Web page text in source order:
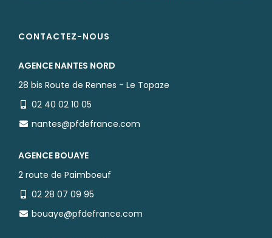
CONTACTEZ-NOUS
AGENCE NANTES NORD
28 bis Route de Rennes - Le Topaze
02 40 02 10 05
nantes@pfdefrance.com
AGENCE BOUAYE
2 route de Paimboeuf
02 28 07 09 95
bouaye@pfdefrance.com